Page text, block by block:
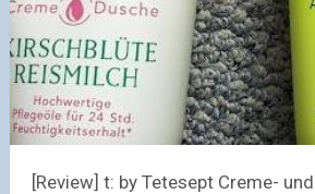
[Review] t: by Tetesept Creme-